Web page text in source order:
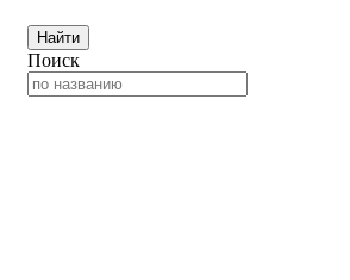
Найти
Поиск